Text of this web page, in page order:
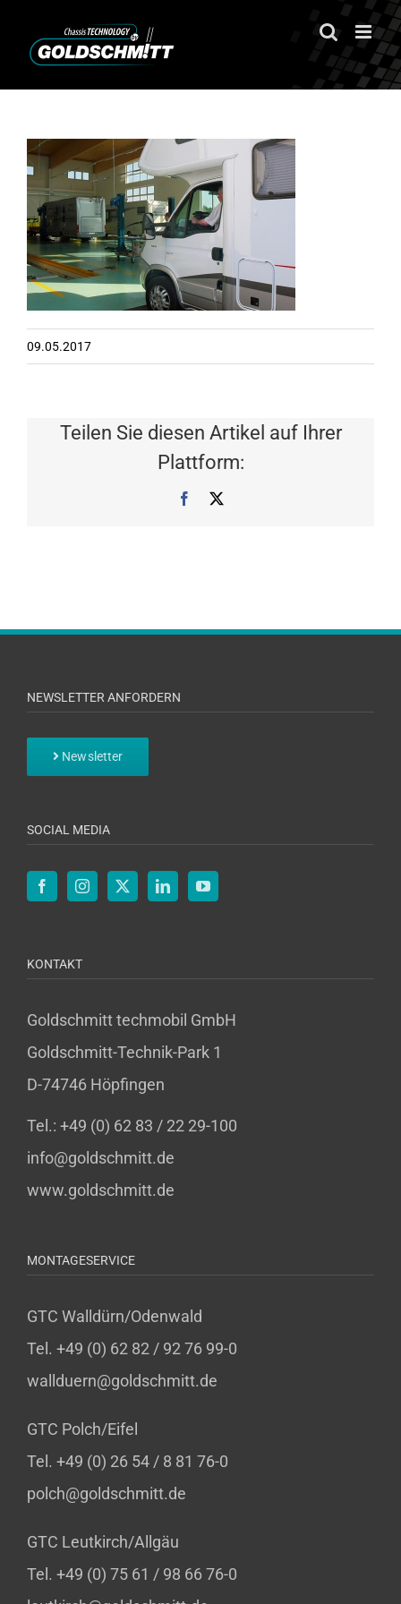
Inhalt
09.05.2017
Teilen Sie diesen Artikel auf Ihrer
Plattform:
Facebook
NEWSLETTER ANFORDERN
Newsletter
SOCIAL MEDIA
KONTAKT
Goldschmitt techmobil GmbH
Goldschmitt-Technik-Park 1
D-74746 Höpfingen
Tel.: +49 (0) 62 83 / 22 29-100
info@goldschmitt.de
www.goldschmitt.de
MONTAGESERVICE
GTC Walldürn/Odenwald
Tel. +49 (0) 62 82 / 92 76 99-0
wallduern@goldschmitt.de
GTC Polch/Eifel
Tel. +49 (0) 26 54 / 8 81 76-0
polch@goldschmitt.de
GTC Leutkirch/Allgäu
Tel. +49 (0) 75 61 / 98 66 76-0